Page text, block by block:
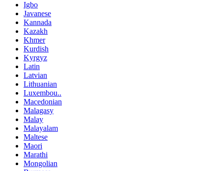
Igbo
Javanese
Kannada
Kazakh
Khmer
Kurdish
Kyrgyz
Latin
Latvian
Lithuanian
Luxembou..
Macedonian
Malagasy
Malay
Malayalam
Maltese
Maori
Marathi
Mongolian